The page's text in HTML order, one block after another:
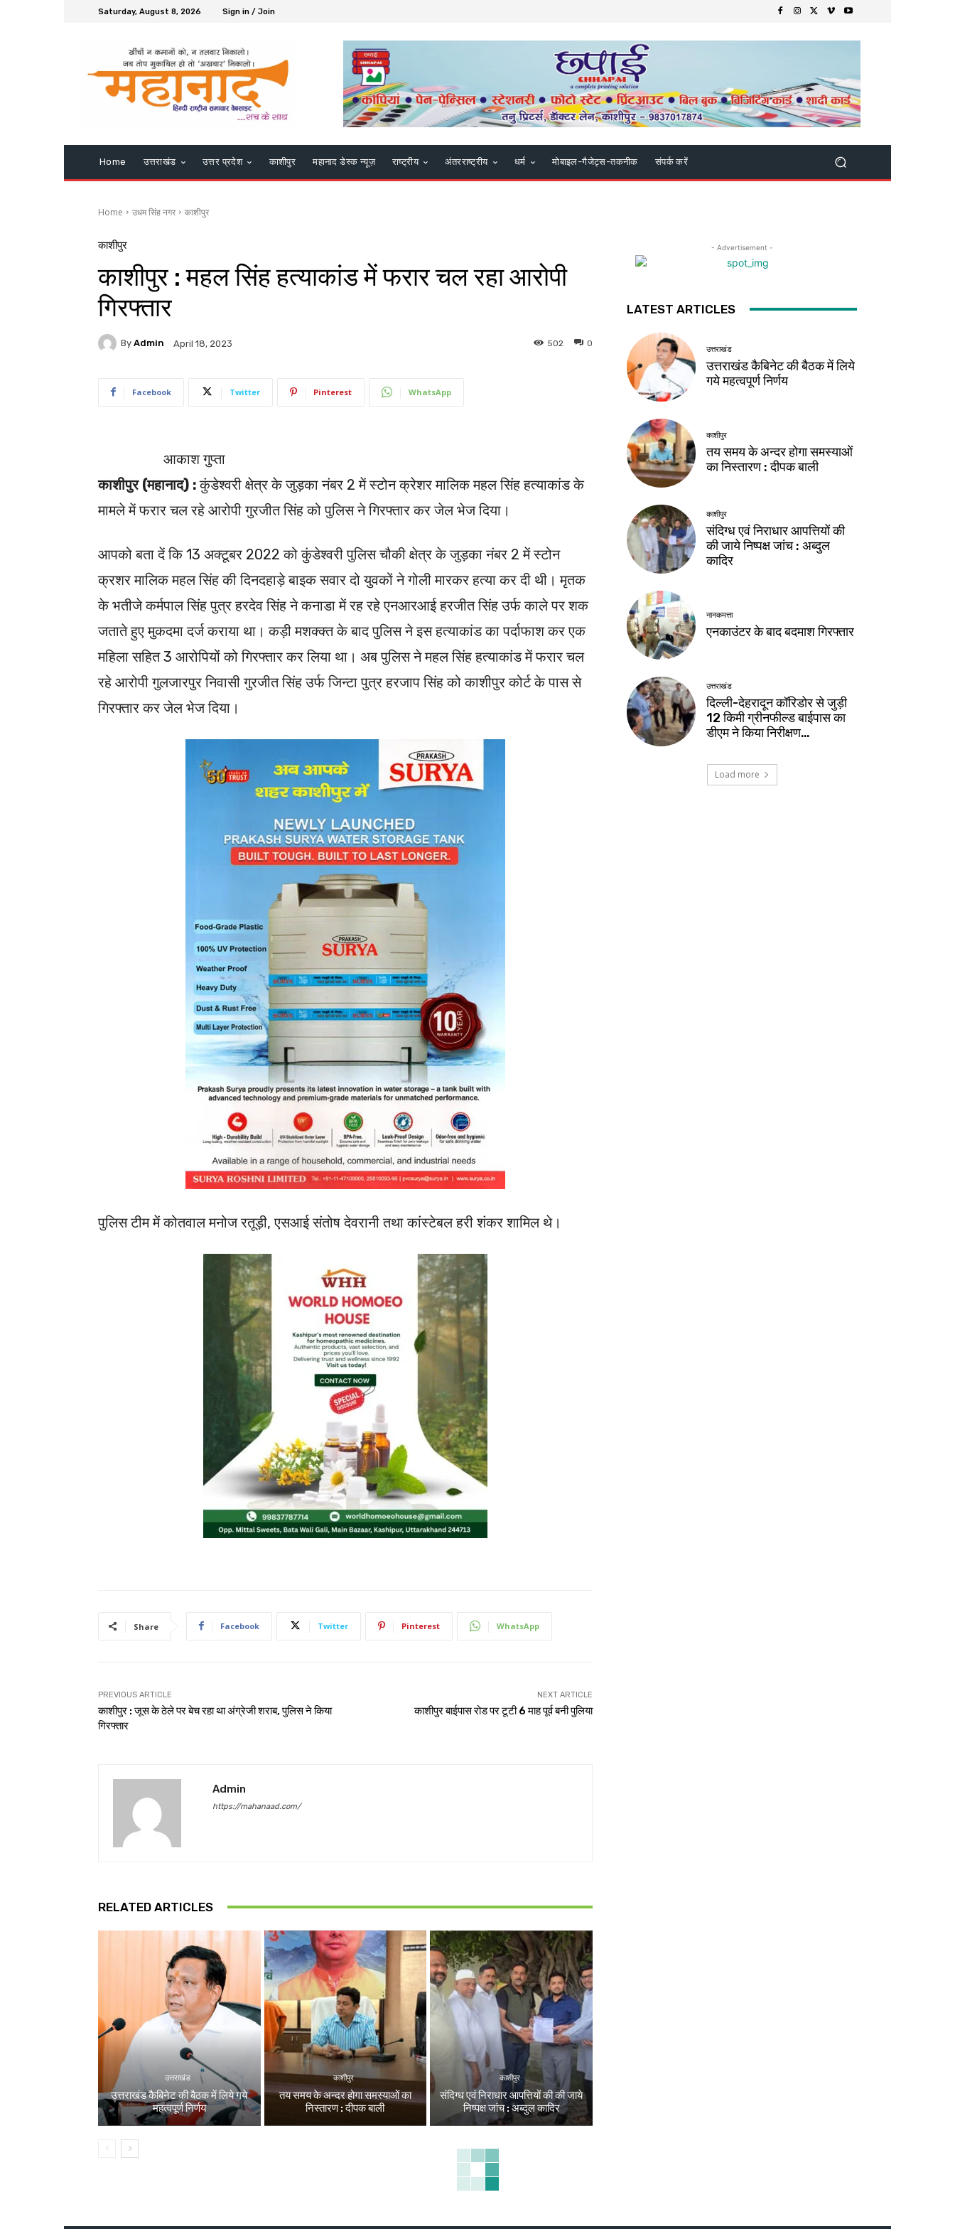
Saturday, August 8, 2026 Sign in / Join
Home उत्तराखंड उत्तर प्रदेश काशीपुर महानाद डेस्क न्यूज़ राष्ट्रीय अंतरराष्ट्रीय धर्म मोबाइल-गैजेट्स-तकनीक संपर्क करें
Home उधम सिंह नगर काशीपुर
काशीपुर
काशीपुर : महल सिंह हत्याकांड में फरार चल रहा आरोपी
गिरफ्तार
By Admin April 18, 2023 0
502
Facebook Twitter Pinterest WhatsApp
आकाश गुप्ता
काशीपुर (महानाद) :कुंडेश्वरी क्षेत्र के जुड़का नंबर 2 में स्टोन क्रेशर मालिक महल सिंह हत्याकांड के
मामले में फरार चल रहे आरोपी गुरजीत सिंह को पुलिस ने गिरफ्तार कर जेल भेज दिया।
आपको बता दें कि 13 अक्टूबर 2022 को कुंडेश्वरी पुलिस चौकी क्षेत्र के जुड़का नंबर 2 में स्टोन
क्रशर मालिक महल सिंह की दिनदहाड़े बाइक सवार दो युवकों ने गोली मारकर हत्या कर दी थी। मृतक
के भतीजे कर्मपाल सिंह पुत्र हरदेव सिंह ने कनाडा में रह रहे एनआरआई हरजीत सिंह उर्फ काले पर शक
जताते हुए मुकदमा दर्ज कराया था। कड़ी मशक्क्त के बाद पुलिस ने इस हत्याकांड का पर्दाफाश कर एक
महिला सहित 3 आरोपियों को गिरफ्तार कर लिया था। अब पुलिस ने महल सिंह हत्याकांड में फरार चल
रहे आरोपी गुलजारपुर निवासी गुरजीत सिंह उर्फ जिन्टा पुत्र हरजाप सिंह को काशीपुर कोर्ट के पास से
गिरफ्तार कर जेल भेज दिया।
पुलिस टीम में कोतवाल मनोज रतूड़ी, एसआई संतोष देवरानी तथा कांस्टेबल हरी शंकर शामिल थे।
Share Facebook Twitter Pinterest WhatsApp
PREVIOUS ARTICLE
काशीपुर : जूस के ठेले पर बेच रहा था अंग्रेजी शराब, पुलिस ने किया
गिरफ्तार
NEXT ARTICLE
काशीपुर बाईपास रोड पर टूटी 6 माह पूर्व बनी पुलिया
Admin
https://mahanaad.com/
RELATED ARTICLES
उत्तराखंड
उत्तराखंड कैबिनेट की बैठक में लिये गये
महत्वपूर्ण निर्णय
काशीपुर
तय समय के अन्दर होगा समस्याओं का
निस्तारण : दीपक बाली
काशीपुर
संदिग्ध एवं निराधार आपत्तियों की की जाये
निष्पक्ष जांच : अब्दुल कादिर
- Advertisement -
LATEST ARTICLES
उत्तराखंड
उत्तराखंड कैबिनेट की बैठक में लिये
गये महत्वपूर्ण निर्णय
काशीपुर
तय समय के अन्दर होगा समस्याओं
का निस्तारण : दीपक बाली
काशीपुर
संदिग्ध एवं निराधार आपत्तियों की
की जाये निष्पक्ष जांच : अब्दुल
कादिर
नानकमत्ता
एनकाउंटर के बाद बदमाश गिरफ्तार
उत्तराखंड
दिल्ली-देहरादून कॉरिडोर से जुड़ी
12 किमी ग्रीनफील्ड बाईपास का
डीएम ने किया निरीक्षण…
Load more